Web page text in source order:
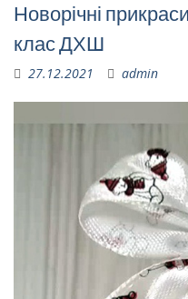
Новорічні
клас ДХШ
27.12.2021 admin